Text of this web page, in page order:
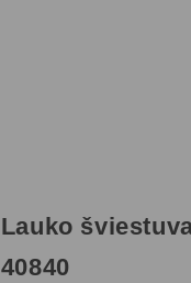
Lauko
40840